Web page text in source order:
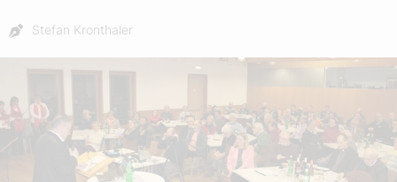
Autor:
Stefan Kronthaler